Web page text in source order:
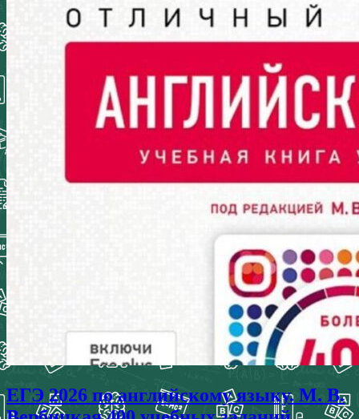
ЕГЭ 2026 по английскому языку. М. В.